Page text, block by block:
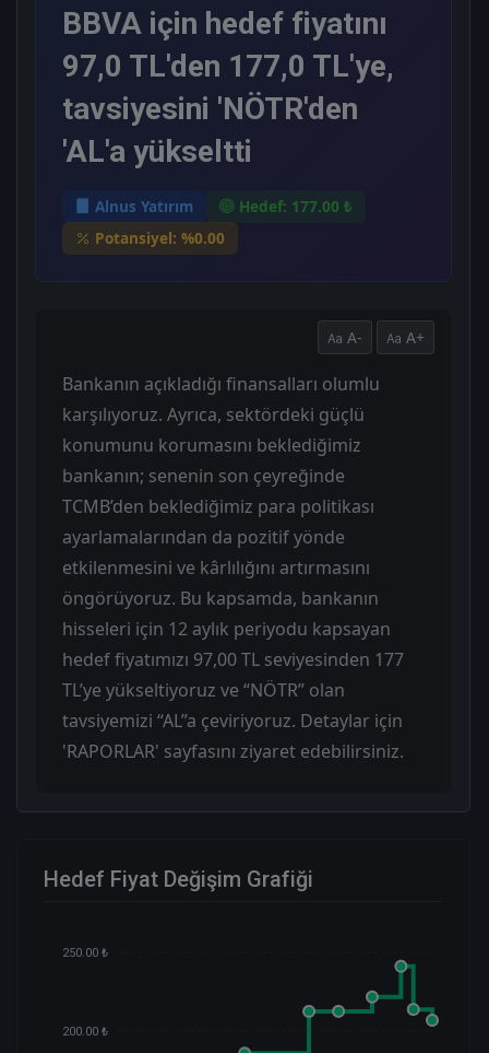
BBVA için hedef fiyatını
97,0 TL'den 177,0 TL'ye,
tavsiyesini 'NÖTR'den
'AL'a yükseltti
Alnus Yatırım
Hedef: 177.00 ₺
Potansiyel: %0.00
A- A+
Bankanın açıkladığı finansalları olumlu
karşılıyoruz. Ayrıca, sektördeki güçlü
konumunu korumasını beklediğimiz
bankanın; senenin son çeyreğinde
TCMB’den beklediğimiz para politikası
ayarlamalarından da pozitif yönde
etkilenmesini ve kârlılığını artırmasını
öngörüyoruz. Bu kapsamda, bankanın
hisseleri için 12 aylık periyodu kapsayan
hedef fiyatımızı 97,00 TL seviyesinden 177
TL’ye yükseltiyoruz ve “NÖTR” olan
tavsiyemizi “AL”a çeviriyoruz. Detaylar için
'RAPORLAR' sayfasını ziyaret edebilirsiniz.
Hedef Fiyat Değişim Grafiği
250.00 ₺
200.00 ₺